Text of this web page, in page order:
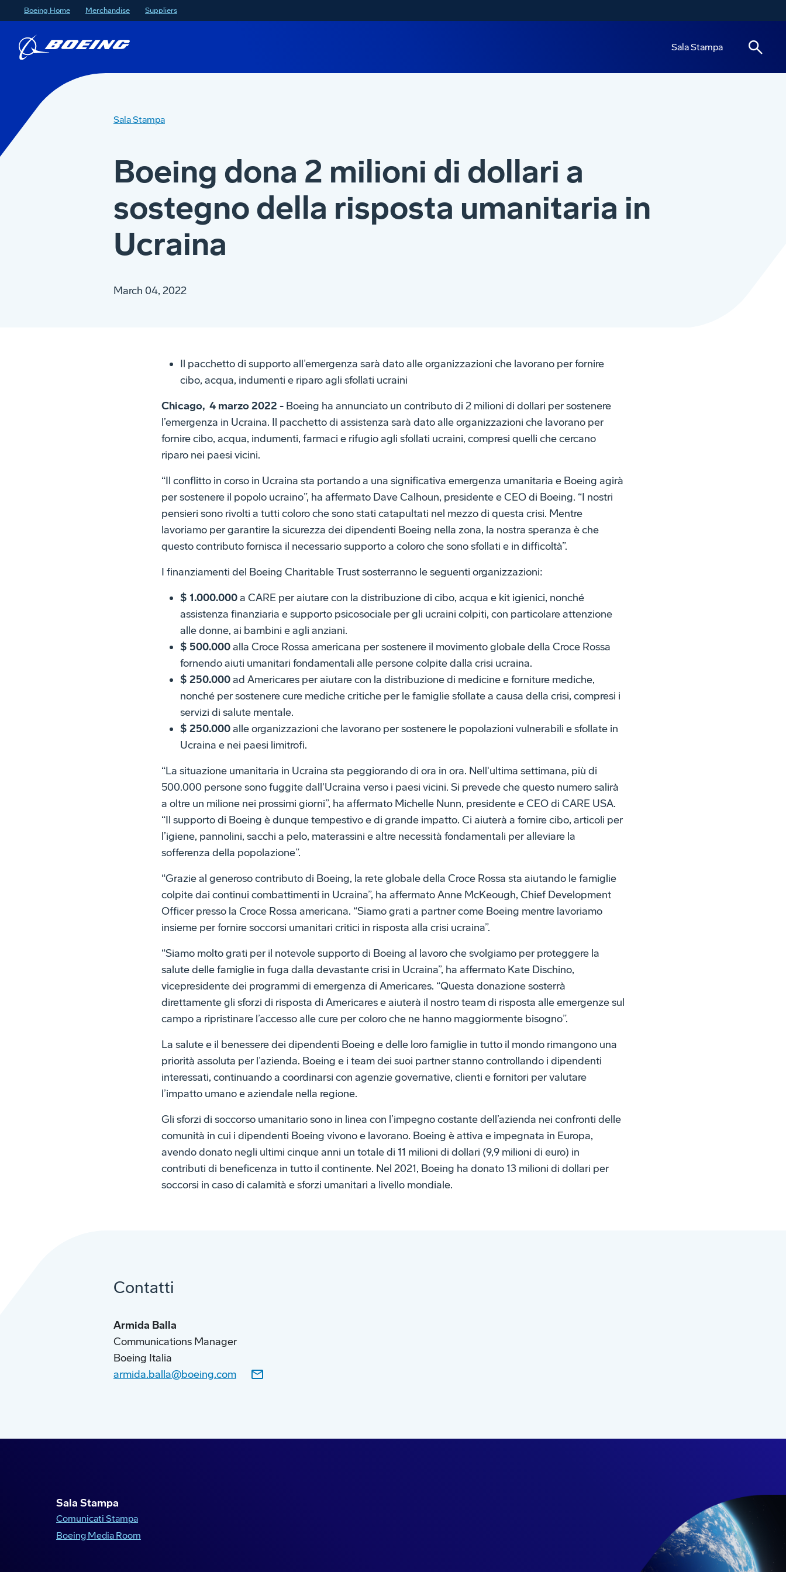
Boeing Home Merchandise Suppliers
Sala Stampa
Sala Stampa
Boeing dona 2 milioni di dollari a
sostegno della risposta umanitaria in
Ucraina
March 04, 2022
Il pacchetto di supporto all’emergenza sarà dato alle organizzazioni che lavorano per fornire
cibo, acqua, indumenti e riparo agli sfollati ucraini
Chicago, 4 marzo 2022 - Boeing ha annunciato un contributo di 2 milioni di dollari per sostenere
l’emergenza in Ucraina. Il pacchetto di assistenza sarà dato alle organizzazioni che lavorano per
fornire cibo, acqua, indumenti, farmaci e rifugio agli sfollati ucraini, compresi quelli che cercano
riparo nei paesi vicini.
“Il conflitto in corso in Ucraina sta portando a una significativa emergenza umanitaria e Boeing agirà
per sostenere il popolo ucraino”, ha affermato Dave Calhoun, presidente e CEO di Boeing. “I nostri
pensieri sono rivolti a tutti coloro che sono stati catapultati nel mezzo di questa crisi. Mentre
lavoriamo per garantire la sicurezza dei dipendenti Boeing nella zona, la nostra speranza è che
questo contributo fornisca il necessario supporto a coloro che sono sfollati e in difficoltà”.
I finanziamenti del Boeing Charitable Trust sosterranno le seguenti organizzazioni:
$ 1.000.000a CARE per aiutare con la distribuzione di cibo, acqua e kit igienici, nonché
assistenza finanziaria e supporto psicosociale per gli ucraini colpiti, con particolare attenzione
alle donne, ai bambini e agli anziani.
$ 500.000alla Croce Rossa americana per sostenere il movimento globale della Croce Rossa
fornendo aiuti umanitari fondamentali alle persone colpite dalla crisi ucraina.
$ 250.000ad Americares per aiutare con la distribuzione di medicine e forniture mediche,
nonché per sostenere cure mediche critiche per le famiglie sfollate a causa della crisi, compresi i
servizi di salute mentale.
$ 250.000alle organizzazioni che lavorano per sostenere le popolazioni vulnerabili e sfollate in
Ucraina e nei paesi limitrofi.
“La situazione umanitaria in Ucraina sta peggiorando di ora in ora. Nell'ultima settimana, più di
500.000 persone sono fuggite dall'Ucraina verso i paesi vicini. Si prevede che questo numero salirà
a oltre un milione nei prossimi giorni”, ha affermato Michelle Nunn, presidente e CEO di CARE USA.
“Il supporto di Boeing è dunque tempestivo e di grande impatto. Ci aiuterà a fornire cibo, articoli per
l’igiene, pannolini, sacchi a pelo, materassini e altre necessità fondamentali per alleviare la
sofferenza della popolazione”.
“Grazie al generoso contributo di Boeing, la rete globale della Croce Rossa sta aiutando le famiglie
colpite dai continui combattimenti in Ucraina”, ha affermato Anne McKeough, Chief Development
Officer presso la Croce Rossa americana. “Siamo grati a partner come Boeing mentre lavoriamo
insieme per fornire soccorsi umanitari critici in risposta alla crisi ucraina”.
“Siamo molto grati per il notevole supporto di Boeing al lavoro che svolgiamo per proteggere la
salute delle famiglie in fuga dalla devastante crisi in Ucraina”, ha affermato Kate Dischino,
vicepresidente dei programmi di emergenza di Americares. “Questa donazione sosterrà
direttamente gli sforzi di risposta di Americares e aiuterà il nostro team di risposta alle emergenze sul
campo a ripristinare l’accesso alle cure per coloro che ne hanno maggiormente bisogno”.
La salute e il benessere dei dipendenti Boeing e delle loro famiglie in tutto il mondo rimangono una
priorità assoluta per l’azienda. Boeing e i team dei suoi partner stanno controllando i dipendenti
interessati, continuando a coordinarsi con agenzie governative, clienti e fornitori per valutare
l’impatto umano e aziendale nella regione.
Gli sforzi di soccorso umanitario sono in linea con l’impegno costante dell’azienda nei confronti delle
comunità in cui i dipendenti Boeing vivono e lavorano. Boeing è attiva e impegnata in Europa,
avendo donato negli ultimi cinque anni un totale di 11 milioni di dollari (9,9 milioni di euro) in
contributi di beneficenza in tutto il continente. Nel 2021, Boeing ha donato 13 milioni di dollari per
soccorsi in caso di calamità e sforzi umanitari a livello mondiale.
Contatti
Armida Balla
Communications Manager
Boeing Italia
armida.balla@boeing.com
Sala Stampa
Comunicati Stampa
Boeing Media Room